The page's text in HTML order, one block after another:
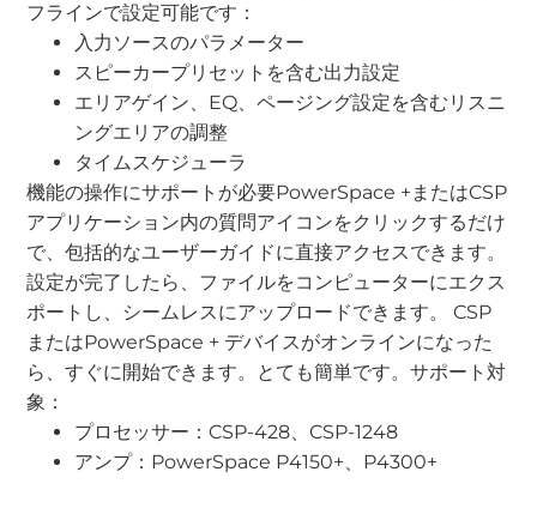
フラインで設定可能です：
入力ソースのパラメーター
スピーカープリセットを含む出力設定
エリアゲイン、EQ、ページング設定を含むリスニ
ングエリアの調整
タイムスケジューラ
機能の操作にサポートが必要PowerSpace +またはCSP
アプリケーション内の質問アイコンをクリックするだけ
で、包括的なユーザーガイドに直接アクセスできます。
設定が完了したら、ファイルをコンピューターにエクス
ポートし、シームレスにアップロードできます。 CSP
またはPowerSpace + デバイスがオンラインになった
ら、すぐに開始できます。とても簡単です。サポート対
象：
プロセッサー：CSP-428、CSP-1248
アンプ：PowerSpace P4150+、P4300+